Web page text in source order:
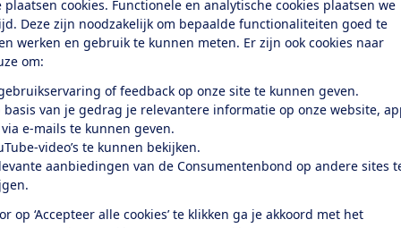
plaatsen cookies. Functionele en analytische cookies plaatsen we
Deze zijn noodzakelijk om bepaalde functionaliteiten goed te
werken en gebruik te kunnen meten. Er zijn ook cookies naar
om:
of feedback op onze site te kunnen geven.
basis van je gedrag je relevantere informatie op onze website,
e-mails te kunnen geven.
video’s te kunnen bekijken.
aanbiedingen van de Consumentenbond op andere sites
op ‘Accepteer alle cookies’ te klikken ga je akkoord met het
vliegen
over de grens
pakketten
voor ouderen
voor identificatie